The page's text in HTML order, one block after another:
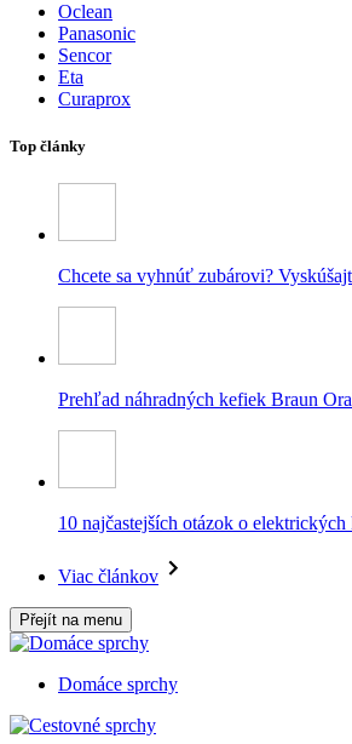
Oclean
Panasonic
Sencor
Eta
Curaprox
Top články
Chcete sa vyhnúť zubárovi?
Prehľad náhradných kefiek Braun
10 najčastejších otázok o elektrických
Viac článkov
Přejít na menu
Domáce sprchy